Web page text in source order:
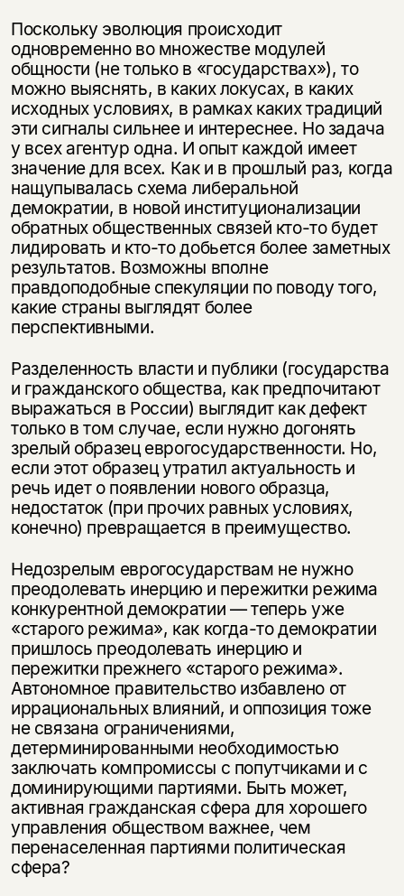
Поскольку эволюция происходит
одновременно во множестве модулей
общности (не только в «государствах»), то
можно выяснять, в каких локусах, в каких
исходных условиях, в рамках каких традиций
эти сигналы сильнее и интереснее. Но задача
у всех агентур одна. И опыт каждой имеет
значение для всех. Как и в прошлый раз, когда
нащупывалась схема либеральной
демократии, в новой институционализации
обратных общественных связей кто-то будет
лидировать и кто-то добьется более заметных
результатов. Возможны вполне
правдоподобные спекуляции по поводу того,
какие страны выглядят более
перспективными.
Разделенность власти и публики (государства
и гражданского общества, как предпочитают
выражаться в России) выглядит как дефект
только в том случае, если нужно догонять
зрелый образец еврогосударственности. Но,
если этот образец утратил актуальность и
речь идет о появлении нового образца,
недостаток (при прочих равных условиях,
конечно) превращается в преимущество.
Недозрелым еврогосударствам не нужно
преодолевать инерцию и пережитки режима
конкурентной демократии — теперь уже
«старого режима», как когда-то демократии
пришлось преодолевать инерцию и
пережитки прежнего «старого режима».
Автономное правительство избавлено от
иррациональных влияний, и оппозиция тоже
не связана ограничениями,
детерминированными необходимостью
заключать компромиссы с попутчиками и с
доминирующими партиями. Быть может,
активная гражданская сфера для хорошего
управления обществом важнее, чем
перенаселенная партиями политическая
сфера?